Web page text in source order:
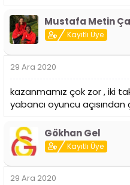
Mustafa Metin
Kayıtlı Üye
29 Ara 2020
kazanmamız çok zor , iki
yabancı oyuncu açısından
Gökhan Gel
Kayıtlı Üye
29 Ara 2020